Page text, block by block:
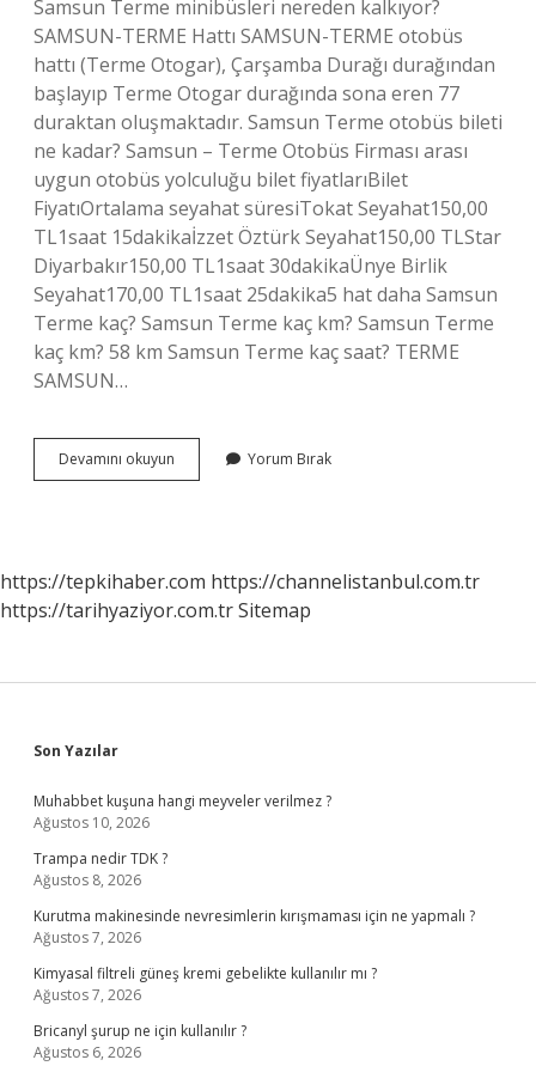
Samsun Terme minibüsleri nereden kalkıyor?
SAMSUN-TERME Hattı SAMSUN-TERME otobüs
hattı (Terme Otogar), Çarşamba Durağı durağından
başlayıp Terme Otogar durağında sona eren 77
duraktan oluşmaktadır. Samsun Terme otobüs bileti
ne kadar? Samsun – Terme Otobüs Firması arası
uygun otobüs yolculuğu bilet fiyatlarıBilet
FiyatıOrtalama seyahat süresiTokat Seyahat150,00
TL1saat 15dakikaİzzet Öztürk Seyahat150,00 TLStar
Diyarbakır150,00 TL1saat 30dakikaÜnye Birlik
Seyahat170,00 TL1saat 25dakika5 hat daha Samsun
Terme kaç? Samsun Terme kaç km? Samsun Terme
kaç km? 58 km Samsun Terme kaç saat? TERME
SAMSUN…
Devamını okuyun
Den
Yorum Bırak
https://tepkihaber.com https://channelistanbul.com.tr
https://tarihyaziyor.com.trSitemap
Sidebar
Son Yazılar
Muhabbet kuşuna hangi meyveler verilmez ?
Ağustos 10, 2026
Trampa nedir TDK ?
Ağustos 8, 2026
Kurutma makinesinde nevresimlerin kırışmaması için ne yapmalı ?
Ağustos 7, 2026
Kimyasal filtreli güneş kremi gebelikte kullanılır mı ?
Ağustos 7, 2026
Bricanyl şurup ne için kullanılır ?
Ağustos 6, 2026